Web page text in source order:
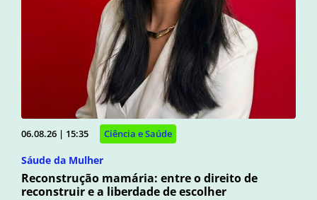
06.08.26 | 15:35 Ciência e Saúde
Sáude da Mulher
Reconstrução mamária: entre o direito de
reconstruir e a liberdade de escolher